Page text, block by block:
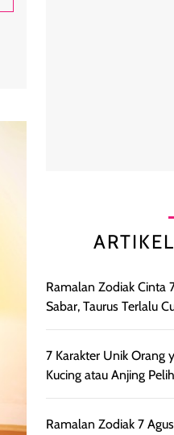
Ramalan Zodiak Cinta
Sabar, Taurus Terlalu
7 Karakter Unik Orang
Kucing atau Anjing
Ramalan Zodiak 7